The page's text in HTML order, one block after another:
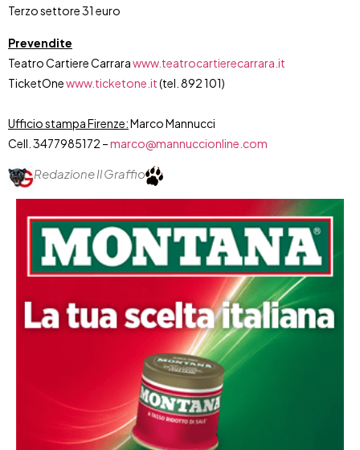
Terzo settore 31 euro
Prevendite
Teatro Cartiere Carrarawww.teatrocartierecarrara.it
TicketOnewww.ticketone.it(tel. 892 101)
Ufficio stampa Firenze:Marco Mannucci
Cell. 3477985172 –marco@mannuccionline.com
Redazione Il Graffio